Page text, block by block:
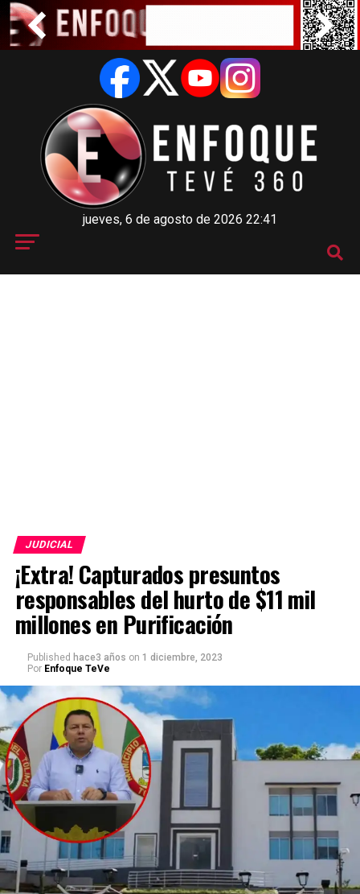
jueves, 6 de agosto de 2026 22:41
JUDICIAL
¡Extra! Capturados presuntos
responsables del hurto de $11 mil
millones en Purificación
Published hace3 años on 1 diciembre, 2023
Por Enfoque TeVe